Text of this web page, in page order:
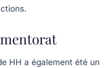
HH a également été un